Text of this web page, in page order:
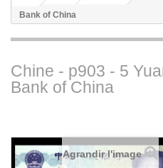
Bank of China
Chine - p903 - 5
Bank of China
Agrandir l'image